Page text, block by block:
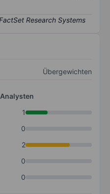
Übergewichten
Analysten
1
0
2
0
0